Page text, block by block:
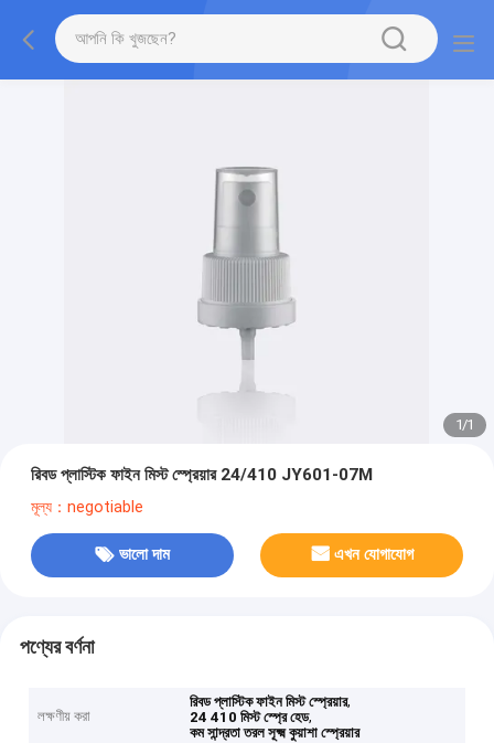
1/1
রিবড প্লাস্টিক ফাইন মিস্ট স্প্রেয়ার 24/410 JY601-07M
মূল্য：negotiable
ভালো দাম এখন যোগাযোগ
পণ্যের বর্ণনা
লক্ষণীয় করা
রিবড প্লাস্টিক ফাইন মিস্ট স্প্রেয়ার,
24 410 মিস্ট স্প্রে হেড,
কম সান্দ্রতা তরল সূক্ষ্ম কুয়াশা স্প্রেয়ার